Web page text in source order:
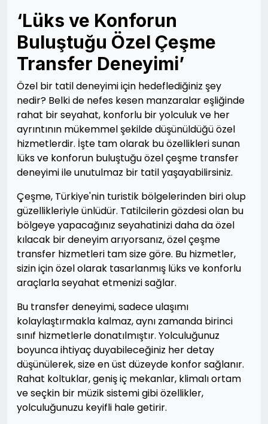
‘Lüks ve Konforun
Buluştuğu Özel Çeşme
Transfer Deneyimi’
Özel bir tatil deneyimi için hedeflediğiniz şey
nedir? Belki de nefes kesen manzaralar eşliğinde
rahat bir seyahat, konforlu bir yolculuk ve her
ayrıntının mükemmel şekilde düşünüldüğü özel
hizmetlerdir. İşte tam olarak bu özellikleri sunan
lüks ve konforun buluştuğu özel çeşme transfer
deneyimi ile unutulmaz bir tatil yaşayabilirsiniz.
Çeşme, Türkiye'nin turistik bölgelerinden biri olup
güzellikleriyle ünlüdür. Tatilcilerin gözdesi olan bu
bölgeye yapacağınız seyahatinizi daha da özel
kılacak bir deneyim arıyorsanız, özel çeşme
transfer hizmetleri tam size göre. Bu hizmetler,
sizin için özel olarak tasarlanmış lüks ve konforlu
araçlarla seyahat etmenizi sağlar.
Bu transfer deneyimi, sadece ulaşımı
kolaylaştırmakla kalmaz, aynı zamanda birinci
sınıf hizmetlerle donatılmıştır. Yolculuğunuz
boyunca ihtiyaç duyabileceğiniz her detay
düşünülerek, size en üst düzeyde konfor sağlanır.
Rahat koltuklar, geniş iç mekanlar, klimalı ortam
ve seçkin bir müzik sistemi gibi özellikler,
yolculuğunuzu keyifli hale getirir.